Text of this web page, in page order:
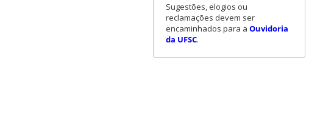
Sugestões, elogios ou
reclamações devem ser
encaminhados para a Ouvidoria
da UFSC.